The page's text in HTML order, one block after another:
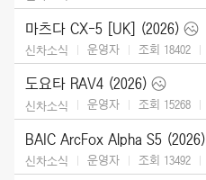
마츠다 CX-5 [UK] (2026)
신차소식 운영자 조회 18402
도요타 RAV4 (2026)
신차소식 운영자 조회 15268
BAIC ArcFox Alpha S5 (2026)
신차소식 운영자 조회 13492